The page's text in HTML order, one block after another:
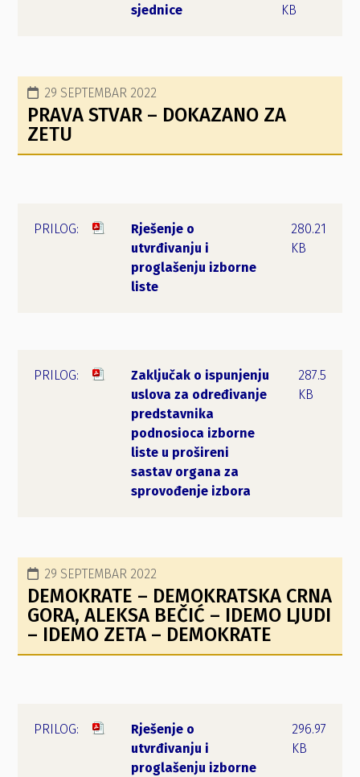
sjednice
KB
29 SEPTEMBAR 2022
PRAVA STVAR – DOKAZANO ZA
ZETU
Rješenje o
utvrđivanju i
proglašenju izborne
liste
280.21
KB
Zaključak o ispunjenju
uslova za određivanje
predstavnika
podnosioca izborne
liste u prošireni
sastav organa za
sprovođenje izbora
287.5
KB
29 SEPTEMBAR 2022
DEMOKRATE – DEMOKRATSKA CRNA
GORA, ALEKSA BEČIĆ – IDEMO LJUDI
– IDEMO ZETA – DEMOKRATE
Rješenje o
utvrđivanju i
proglašenju izborne
296.97
KB